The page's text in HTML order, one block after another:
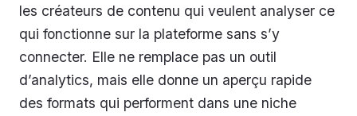
les créateurs de contenu qui veulent analyser ce
qui fonctionne sur la plateforme sans s’y
connecter. Elle ne remplace pas un outil
d’analytics, mais elle donne un aperçu rapide
des formats qui performent dans une niche